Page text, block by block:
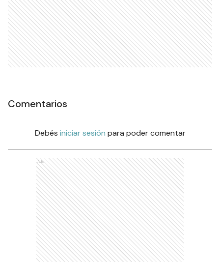
Comentarios
Debés iniciar sesión para poder comentar
Ads